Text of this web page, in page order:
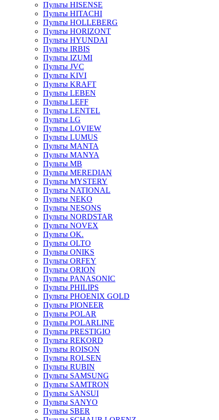
Пульты HISENSE
Пульты HITACHI
Пульты HOLLEBERG
Пульты HORIZONT
Пульты HYUNDAI
Пульты IRBIS
Пульты IZUMI
Пульты JVC
Пульты KIVI
Пульты KRAFT
Пульты LEBEN
Пульты LEFF
Пульты LENTEL
Пульты LG
Пульты LOVIEW
Пульты LUMUS
Пульты MANTA
Пульты MANYA
Пульты MB
Пульты MEREDIAN
Пульты MYSTERY
Пульты NATIONAL
Пульты NEKO
Пульты NESONS
Пульты NORDSTAR
Пульты NOVEX
Пульты OK.
Пульты OLTO
Пульты ONIKS
Пульты ORFEY
Пульты ORION
Пульты PANASONIC
Пульты PHILIPS
Пульты PHOENIX GOLD
Пульты PIONEER
Пульты POLAR
Пульты POLARLINE
Пульты PRESTIGIO
Пульты REKORD
Пульты ROISON
Пульты ROLSEN
Пульты RUBIN
Пульты SAMSUNG
Пульты SAMTRON
Пульты SANSUI
Пульты SANYO
Пульты SBER